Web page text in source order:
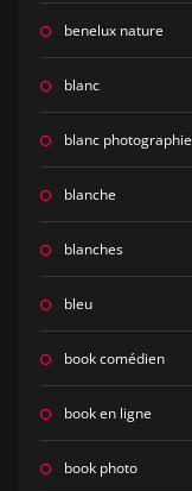
benelux nature
blanc
blanc photographie
blanche
blanches
bleu
book comédien
book en ligne
book photo